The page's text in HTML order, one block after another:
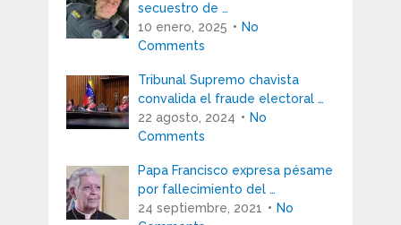
secuestro de …
10 enero, 2025
No
Comments
Tribunal Supremo chavista
convalida el fraude electoral …
22 agosto, 2024
No
Comments
Papa Francisco expresa pésame
por fallecimiento del …
24 septiembre, 2021
No